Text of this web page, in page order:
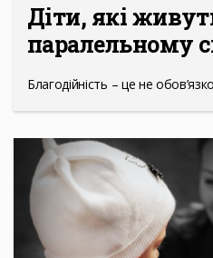
Діти, які
паралельному
Благодійність – це не